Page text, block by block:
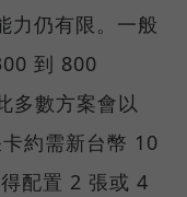
力仍有限。一般
到 800
多數方案會以
約需新台幣 10
配置 2 張或 4